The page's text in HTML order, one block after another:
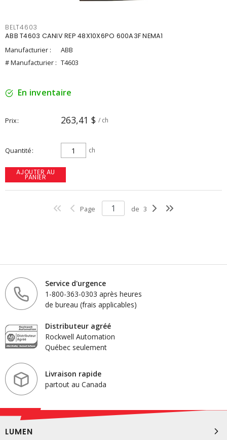
BELT4603
ABB T4603 CANIV REP 48X10X6PO 600A3F NEMA1
Manufacturier :
ABB
# Manufacturier : T4603
En inventaire
Prix 263,41 $ / ch
Quantité ch
AJOUTER AU
PANIER
Page de 3
Service d'urgence
1-800-363-0303 après heures
de bureau (frais applicables)
Distributeur agréé
Rockwell Automation
Québec seulement
Livraison rapide
partout au Canada
LUMEN